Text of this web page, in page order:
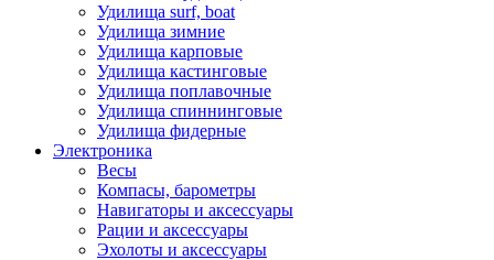
Удилища surf, boat
Удилища зимние
Удилища карповые
Удилища кастинговые
Удилища поплавочные
Удилища спиннинговые
Удилища фидерные
Электроника
Весы
Компасы, барометры
Навигаторы и аксессуары
Рации и аксессуары
Эхолоты и аксессуары